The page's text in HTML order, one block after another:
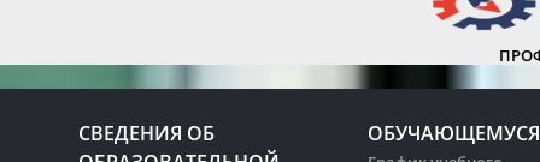
СВЕДЕНИЯ ОБ
ОБУЧАЮЩЕМУСЯ